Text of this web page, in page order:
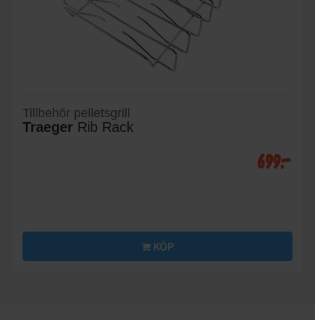
Tillbehör pelletsgrill
Traeger Rib Rack
699:-
KÖP